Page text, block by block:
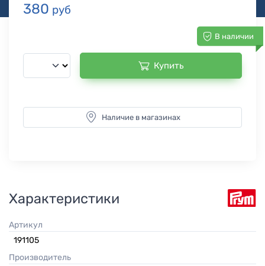
380 руб
В наличии
Купить
Наличие в магазинах
Характеристики
Артикул
191105
Производитель